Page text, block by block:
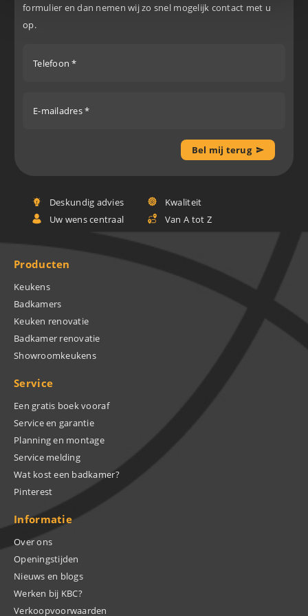
formulier en dan nemen wij zo snel mogelijk contact met u
op.
Telefoon *
E-mailadres *
Bel mij terug
Deskundig advies
Kwaliteit
Uw wens centraal
Van A tot Z
Producten
Keukens
Badkamers
Keuken renovatie
Badkamer renovatie
Showroomkeukens
Service
Een gratis boek vooraf
Service en garantie
Planning en montage
Service melding
Wat kost een badkamer?
Pinterest
Informatie
Over ons
Openingstijden
Nieuws en blogs
Werken bij KBC?
Verkoopvoorwaarden